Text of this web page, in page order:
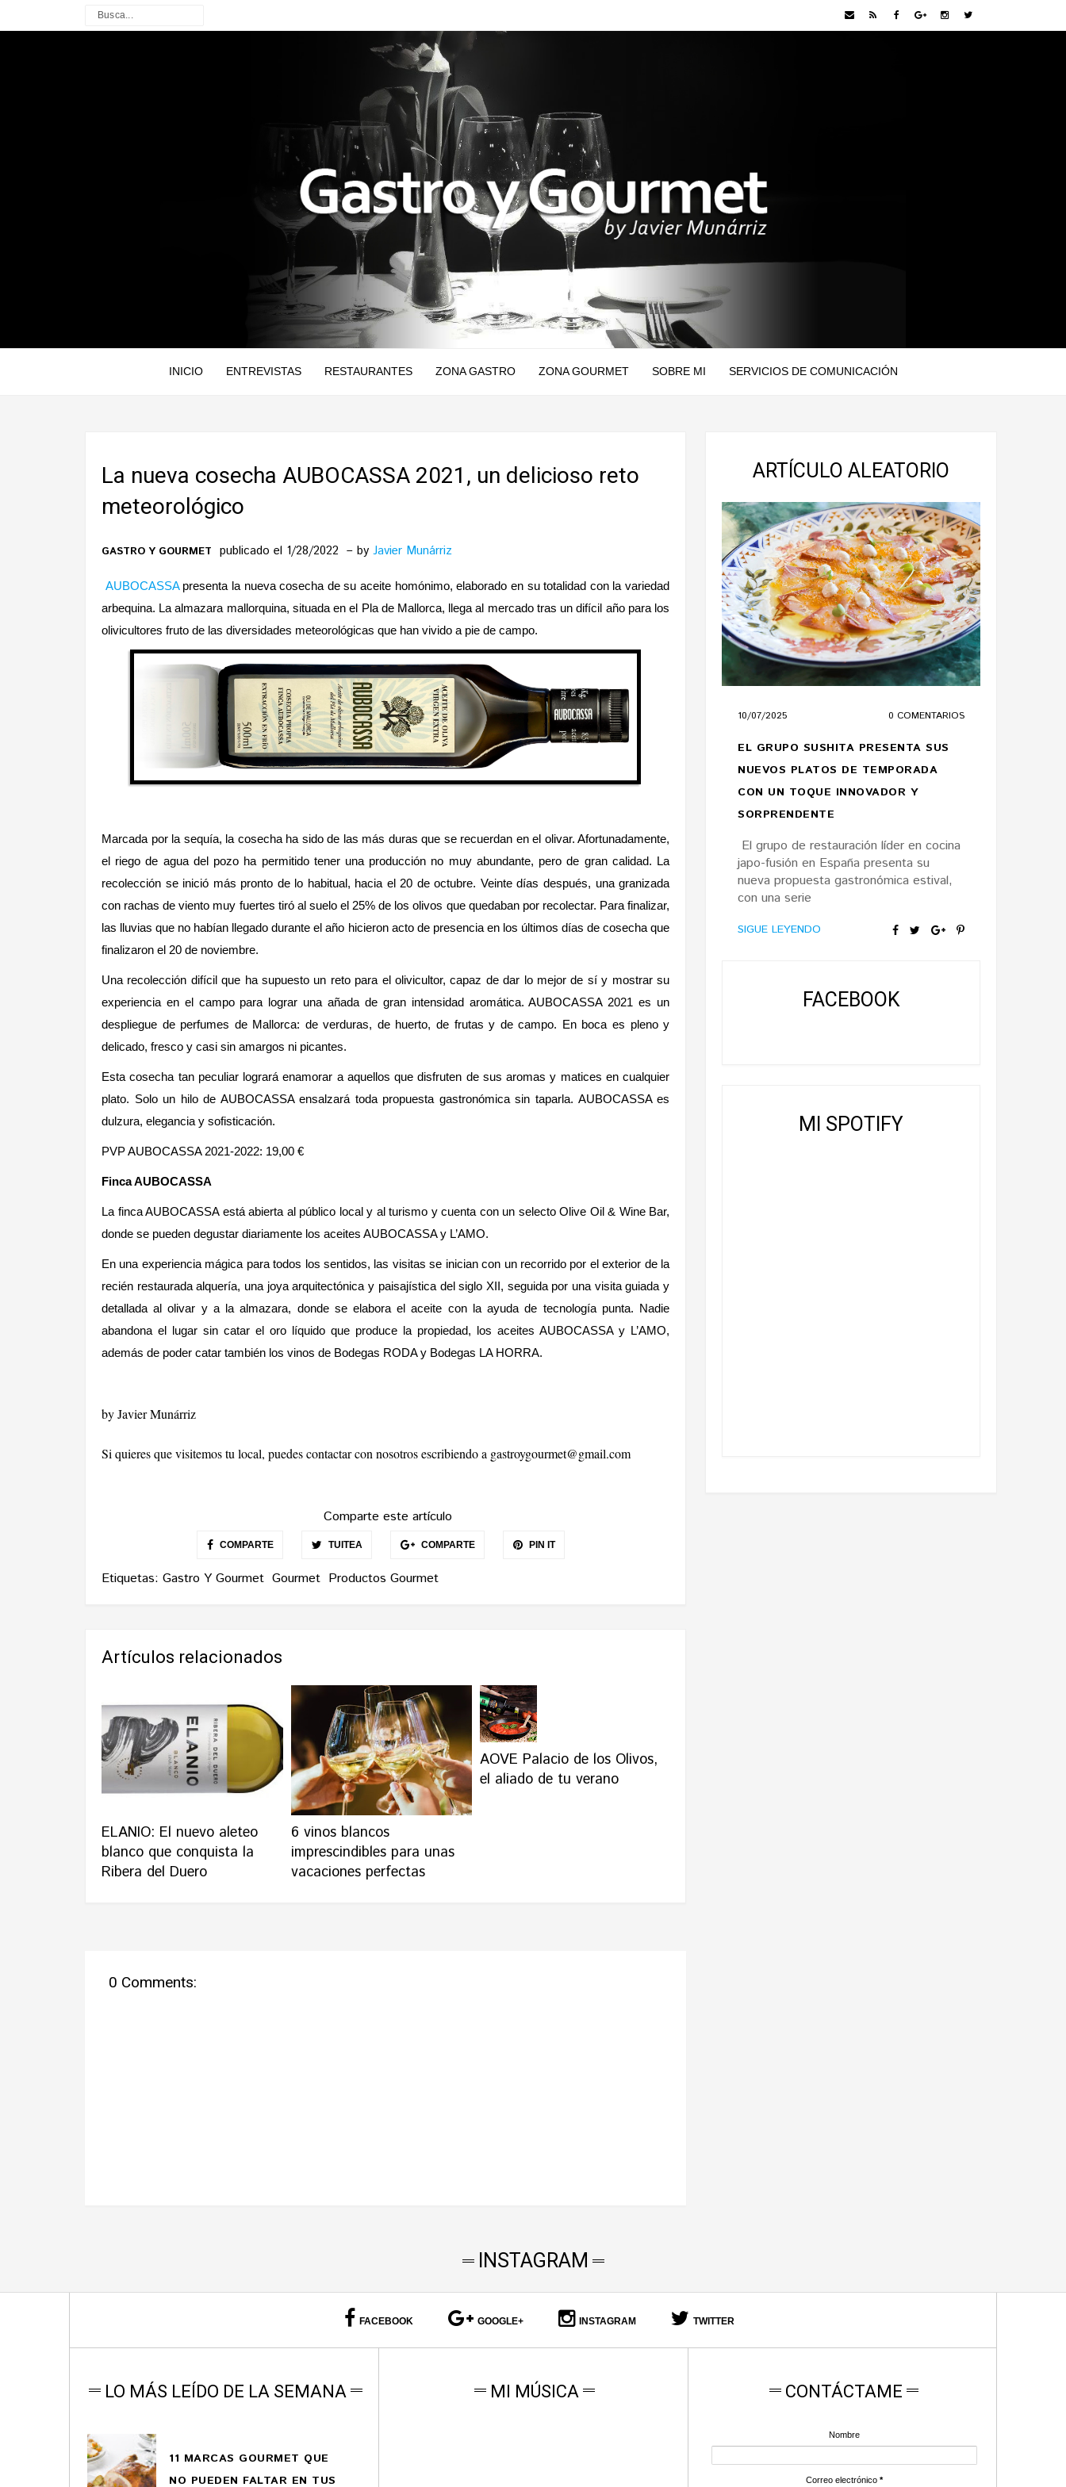
INICIO ENTREVISTAS RESTAURANTES ZONA GASTRO ZONA GOURMET SOBRE MI SERVICIOS DE COMUNICACIÓN
La nueva cosecha AUBOCASSA 2021, un delicioso reto
meteorológico
GASTRO Y GOURMET publicado el 1/28/2022 by Javier Munárriz
AUBOCASSApresenta la nueva cosecha de su aceite homónimo, elaborado en su totalidad con la variedad
arbequina. La almazara mallorquina, situada en el Pla de Mallorca, llega al mercado tras un difícil año para los
olivicultores fruto de las diversidades meteorológicas que han vivido a pie de campo.
Marcada por la sequía, la cosecha ha sido de las más duras que se recuerdan en el olivar. Afortunadamente,
el riego de agua del pozo ha permitido tener una producción no muy abundante, pero de gran calidad. La
recolección se inició más pronto de lo habitual, hacia el 20 de octubre. Veinte días después, una granizada
con rachas de viento muy fuertes tiró al suelo el 25% de los olivos que quedaban por recolectar. Para finalizar,
las lluvias que no habían llegado durante el año hicieron acto de presencia en los últimos días de cosecha que
finalizaron el 20 de noviembre.
Una recolección difícil que ha supuesto un reto para el olivicultor, capaz de dar lo mejor de sí y mostrar su
experiencia en el campo para lograr una añada de gran intensidad aromática. AUBOCASSA 2021 es un
despliegue de perfumes de Mallorca: de verduras, de huerto, de frutas y de campo. En boca es pleno y
delicado, fresco y casi sin amargos ni picantes.
Esta cosecha tan peculiar logrará enamorar a aquellos que disfruten de sus aromas y matices en cualquier
plato. Solo un hilo de AUBOCASSA ensalzará toda propuesta gastronómica sin taparla. AUBOCASSA es
dulzura, elegancia y sofisticación.
PVP AUBOCASSA 2021-2022: 19,00 €
Finca AUBOCASSA
La finca AUBOCASSA está abierta al público local y al turismo y cuenta con un selecto Olive Oil & Wine Bar,
donde se pueden degustar diariamente los aceites AUBOCASSA y L’AMO.
En una experiencia mágica para todos los sentidos, las visitas se inician con un recorrido por el exterior de la
recién restaurada alquería, una joya arquitectónica y paisajística del siglo XII, seguida por una visita guiada y
detallada al olivar y a la almazara, donde se elabora el aceite con la ayuda de tecnología punta. Nadie
abandona el lugar sin catar el oro líquido que produce la propiedad, los aceites AUBOCASSA y L’AMO,
además de poder catar también los vinos de Bodegas RODA y Bodegas LA HORRA.
by Javier Munárriz
Si quieres que visitemos tu local, puedes contactar con nosotros escribiendo a gastroygourmet@gmail.com
Comparte este artículo
COMPARTE TUITEA COMPARTE PIN IT
Etiquetas: Gastro Y Gourmet Gourmet Productos Gourmet
Artículos relacionados
ELANIO: El nuevo aleteo
blanco que conquista la
Ribera del Duero
6 vinos blancos
imprescindibles para unas
vacaciones perfectas
AOVE Palacio de los Olivos,
el aliado de tu verano
0 Comments:
ARTÍCULO ALEATORIO
10/07/2025 0 COMENTARIOS
EL GRUPO SUSHITA PRESENTA SUS
NUEVOS PLATOS DE TEMPORADA
CON UN TOQUE INNOVADOR Y
SORPRENDENTE
El grupo de restauración líder en cocina
japo-fusión en España presenta su
nueva propuesta gastronómica estival,
con una serie
SIGUE LEYENDO
FACEBOOK
MI SPOTIFY
INSTAGRAM
FACEBOOK GOOGLE+ INSTAGRAM TWITTER
LO MÁS LEÍDO DE LA SEMANA
11 MARCAS GOURMET QUE
NO PUEDEN FALTAR EN TUS
MI MÚSICA CONTÁCTAME
Nombre
Correo electrónico *